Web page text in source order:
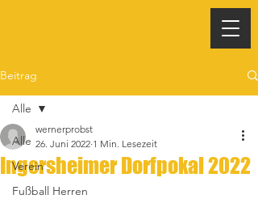
Beitrag
Alle
Verein
Fußball Herren
Alle
Ingersheimer Dorfpokal 2022
wernerprobst
26. Juni 2022 1 Min. Lesezeit